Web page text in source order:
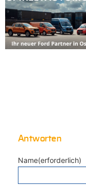
Antworten
Name(erforderlich)